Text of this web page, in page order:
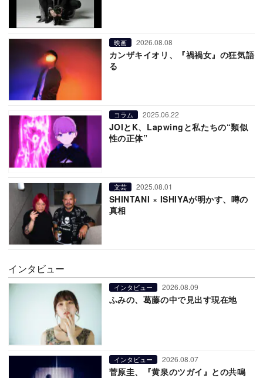
映画 2026.08.08
カンザキイオリ、『禍禍女』の狂気語
る
コラム 2025.06.22
JOIとK、Lapwingと私たちの“類似
性の正体”
文芸 2025.08.01
SHINTANI × ISHIYAが明かす、噂の
真相
インタビュー
インタビュー 2026.08.09
ふみの、葛藤の中で見出す現在地
インタビュー 2026.08.07
菅原圭、『黄泉のツガイ』との共鳴